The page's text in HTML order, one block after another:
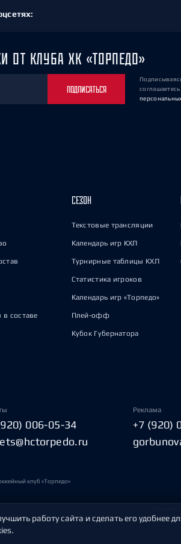
ОТ КЛУБА ХК «ТОРПЕДО»
ПОДПИСАТЬСЯ
соглашаетесь
составе
СЕЗОН
Текстовые трансляции
Календарь игр КХЛ
Турнирные таблицы КХЛ
Статистика игроков
Календарь игр «Торпедо»
Плей-офф
Кубок Губернатора
006-05-34
Реклама
+7 (920)
клуб «Торпедо»
работу сайта и сделать его удобнее